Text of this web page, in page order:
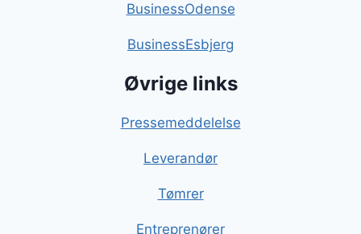
BusinessOdense
BusinessEsbjerg
Øvrige links
Pressemeddelelse
Leverandør
Tømrer
Entreprenører